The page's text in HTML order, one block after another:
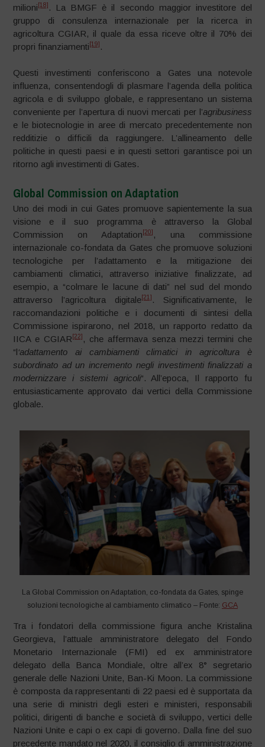
milioni [18] . La BMGF è il secondo maggior investitore del
gruppo di consulenza internazionale per la ricerca in
agricoltura CGIAR, il quale da essa riceve oltre il 70% dei
propri finanziamenti [19] .
Questi investimenti conferiscono a Gates una notevole
influenza, consentendogli di plasmare l’agenda della politica
agricola e di sviluppo globale, e rappresentano un sistema
conveniente per l’apertura di nuovi mercati per l’agribusiness
e le biotecnologie in aree di mercato precedentemente non
redditizie o difficili da raggiungere. L’allineamento delle
politiche in questi paesi e in questi settori garantisce poi un
ritorno agli investimenti di Gates.
Global Commission on Adaptation
Uno dei modi in cui Gates promuove sapientemente la sua
visione e il suo programma è attraverso la Global
Commission on Adaptation [20] , una commissione
internazionale co-fondata da Gates che promuove soluzioni
tecnologiche per l’adattamento e la mitigazione dei
cambiamenti climatici, attraverso iniziative finalizzate, ad
esempio, a “colmare le lacune di dati” nel sud del mondo
attraverso l’agricoltura digitale[21] . Significativamente, le
raccomandazioni politiche e i documenti di sintesi della
Commissione ispirarono, nel 2018, un rapporto redatto da
IICA e CGIAR [22] , che affermava senza mezzi termini che
“l‘adattamento ai cambiamenti climatici in agricoltura è
subordinato ad un incremento negli investimenti finalizzati a
modernizzare i sistemi agricoli“. All’epoca, Il rapporto fu
entusiasticamente approvato dai vertici della Commissione
globale.
La Global Commission on Adaptation, co-fondata da Gates, spinge
soluzioni tecnologiche al cambiamento climatico – Fonte: GCA
Tra i fondatori della commissione figura anche Kristalina
Georgieva, l’attuale amministratore delegato del Fondo
Monetario Internazionale (FMI) ed ex amministratore
delegato della Banca Mondiale, oltre all’ex 8° segretario
generale delle Nazioni Unite, Ban-Ki Moon. La commissione
è composta da rappresentanti di 22 paesi ed è supportata da
una serie di ministri degli esteri e ministeri, responsabili
politici, dirigenti di banche e società di sviluppo, vertici delle
Nazioni Unite e capi o ex capi di governo. Dalla fine del suo
precedente mandato nel 2020, il consiglio di amministrazione